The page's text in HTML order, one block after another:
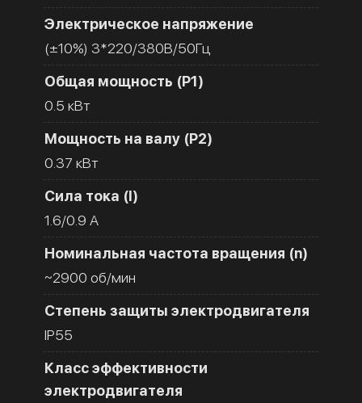
Электрическое напряжение
(±10%) 3*220/380В/50Гц
Общая мощность (Р1)
0.5 кВт
Мощность на валу (Р2)
0.37 кВт
Сила тока (I)
1.6/0.9 A
Номинальная частота вращения (n)
~2900 об/мин
Степень защиты электродвигателя
IP55
Класс эффективности
электродвигателя